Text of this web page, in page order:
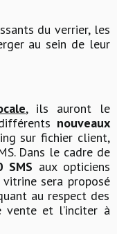
du verrier, les
au sein de leur
, ils auront le
nouveaux
sur fichier client,
Dans le cadre de
SMS aux opticiens
sera proposé
au respect des
vente et l’inciter à